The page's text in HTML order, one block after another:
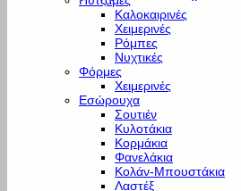
Καλοκαιρινές
Χειμερινές
Ρόμπες
Νυχτικές
Φόρμες
Χειμερινές
Εσώρουχα
Σουτιέν
Κυλοτάκια
Κορμάκια
Φανελάκια
Κολάν-Μπουστάκια
Λαστέξ